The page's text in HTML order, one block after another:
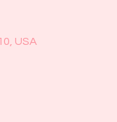
USA